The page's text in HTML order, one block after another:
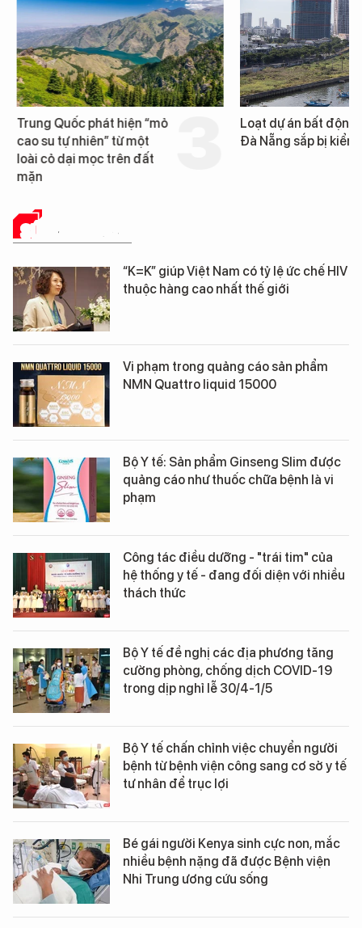
Trung Quốc phát hiện “mỏ
cao su tự nhiên” từ một
loài cỏ dại mọc trên đất
mặn
Loạt dự án bất động
Đà Nẵng sắp bị kiểm
SỨC KHỎE 24H
“K=K” giúp Việt Nam có tỷ lệ ức chế HIV
thuộc hàng cao nhất thế giới
Vi phạm trong quảng cáo sản phẩm
NMN Quattro liquid 15000
Bộ Y tế: Sản phẩm Ginseng Slim được
quảng cáo như thuốc chữa bệnh là vi
phạm
Công tác điều dưỡng - "trái tim" của
hệ thống y tế - đang đối diện với nhiều
thách thức
Bộ Y tế đề nghị các địa phương tăng
cường phòng, chống dịch COVID-19
trong dịp nghỉ lễ 30/4-1/5
Bộ Y tế chấn chỉnh việc chuyển người
bệnh từ bệnh viện công sang cơ sở y tế
tư nhân để trục lợi
Bé gái người Kenya sinh cực non, mắc
nhiều bệnh nặng đã được Bệnh viện
Nhi Trung ương cứu sống